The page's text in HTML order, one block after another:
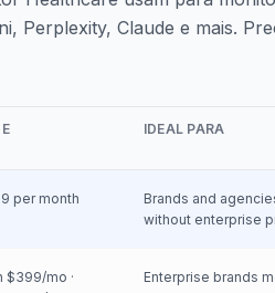
Perplexity, Claude e mais.
IDEAL PARA
per month
Brands and
without enterprise
$399/mo ·
Enterprise brands